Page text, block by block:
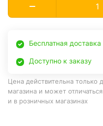
Бесплатная
Доступно к заказу
Цена действительна только
магазина и может
и в розничных магазинах